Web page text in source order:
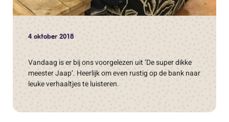
4 oktober 2018
Vandaag is er bij ons voorgelezen uit ‘De super dikke
meester Jaap’. Heerlijk om even rustig op de bank naar
leuke verhaaltjes te luisteren.